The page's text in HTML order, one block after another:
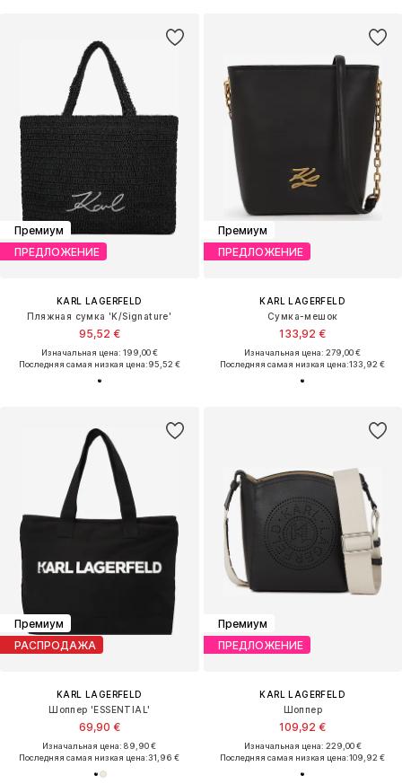
Премиум
ПРЕДЛОЖЕНИЕ
KARL LAGERFELD
Пляжная сумка 'K/Signature'
95,52 €
Изначальная цена: 199,00 €
Последняя самая низкая цена:95,52 €
Премиум
ПРЕДЛОЖЕНИЕ
KARL LAGERFELD
Сумка-мешок
133,92 €
Изначальная цена: 279,00 €
Последняя самая низкая цена:133,92 €
Премиум
РАСПРОДАЖА
KARL LAGERFELD
Шоппер 'ESSENTIAL'
69,90 €
Изначальная цена: 89,90 €
Последняя самая низкая цена:31,96 €
Премиум
ПРЕДЛОЖЕНИЕ
KARL LAGERFELD
Шоппер
109,92 €
Изначальная цена: 229,00 €
Последняя самая низкая цена:109,92 €